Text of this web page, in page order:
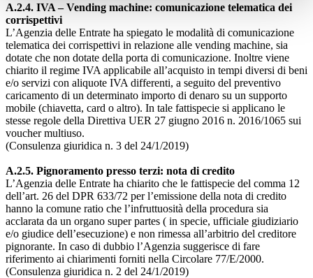
A.2.4. IVA – Vending machine: comunicazione telematica dei
corrispettivi
L’Agenzia delle Entrate ha spiegato le modalità di comunicazione
telematica dei corrispettivi in relazione alle vending machine, sia
dotate che non dotate della porta di comunicazione. Inoltre viene
chiarito il regime IVA applicabile all’acquisto in tempi diversi di beni
e/o servizi con aliquote IVA differenti, a seguito del preventivo
caricamento di un determinato importo di denaro su un supporto
mobile (chiavetta, card o altro). In tale fattispecie si applicano le
stesse regole della Direttiva UER 27 giugno 2016 n. 2016/1065 sui
voucher multiuso.
(Consulenza giuridica n. 3 del 24/1/2019)
A.2.5. Pignoramento presso terzi: nota di credito
L’Agenzia delle Entrate ha chiarito che le fattispecie del comma 12
dell’art. 26 del DPR 633/72 per l’emissione della nota di credito
hanno la comune ratio che l’infruttuosità della procedura sia
acclarata da un organo super partes ( in specie, ufficiale giudiziario
e/o giudice dell’esecuzione) e non rimessa all’arbitrio del creditore
pignorante. In caso di dubbio l’Agenzia suggerisce di fare
riferimento ai chiarimenti forniti nella Circolare 77/E/2000.
(Consulenza giuridica n. 2 del 24/1/2019)